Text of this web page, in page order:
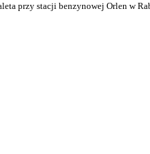
przy stacji benzynowej Orlen w